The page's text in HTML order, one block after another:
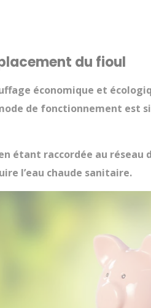
du fioul
économique et
de fonctionnement est
étant raccordée au réseau
l’eau chaude sanitaire.